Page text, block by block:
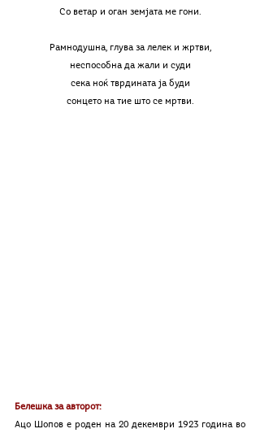
Со ветар и оган земјата ме гони.
Рамнодушна, глува за лелек и жртви,
неспособна да жали и суди
сека ноќ тврдината ја буди
сонцето на тие што се мртви.
Белешка за авторот:
Ацо Шопов е роден на 20 декември 1923 година во